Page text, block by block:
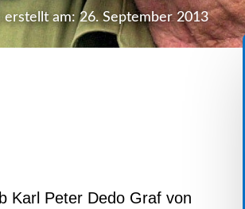
erstellt am: 26. September 2013
Karl Peter Dedo Graf von